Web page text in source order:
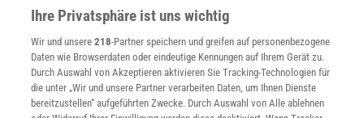
Presse
Verträge kündigen
Widerruf
INFO
Mediadaten
Datenschutz
Ihre Privatsphäre ist uns wichtig
Wir und unsere218-Partner speichern und greifen auf personenbezogene
Daten wie Browserdaten oder eindeutige Kennungen auf Ihrem Gerät zu.
Durch Auswahl von Akzeptieren aktivieren Sie Tracking-Technologien für
die unter „Wir und unsere Partner verarbeiten Daten, um Ihnen Dienste
bereitzustellen“ aufgeführten Zwecke. Durch Auswahl von Alle ablehnen